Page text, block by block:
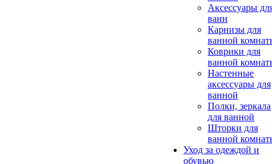
Аксессуары
ванн
Карнизы для
ванной
Коврики для
ванной
Настенные
аксессуары для
ванной
Полки, зеркала
для ванной
Шторки для
ванной
Уход за одеждой и
обувью